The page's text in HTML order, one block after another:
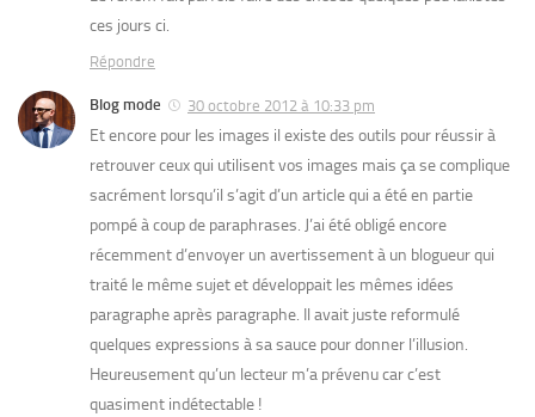
ces jours ci.
Répondre
Blog mode 30 octobre 2012 à 10:33 pm
Et encore pour les images il existe des outils pour réussir à
retrouver ceux qui utilisent vos images mais ça se complique
sacrément lorsqu’il s’agit d’un article qui a été en partie
pompé à coup de paraphrases. J’ai été obligé encore
récemment d’envoyer un avertissement à un blogueur qui
traité le même sujet et développait les mêmes idées
paragraphe après paragraphe. Il avait juste reformulé
quelques expressions à sa sauce pour donner l’illusion.
Heureusement qu’un lecteur m’a prévenu car c’est
quasiment indétectable !